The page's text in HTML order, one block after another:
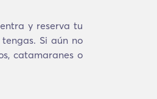
y reserva tu
Si aún no
catamaranes o